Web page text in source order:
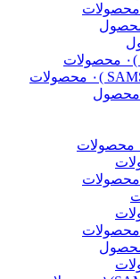
۰ محصولات
۰ محصولات